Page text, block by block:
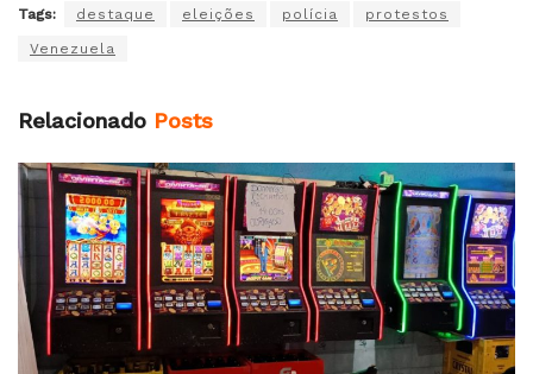
Tags: destaque eleições polícia protestos
Venezuela
Relacionado Posts